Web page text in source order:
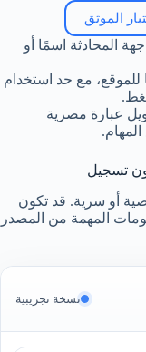
الموثق
المحادثة اسمًا أو
للموقع، مع حد استخدام
عبارة مصرية
تسجيل
أو سرية. قد تكون
المهمة من المصدر
نسخة تجريبية